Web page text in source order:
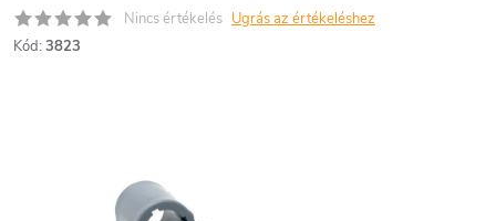
Nincs értékelés Ugrás az értékeléshez
Kód: 3823